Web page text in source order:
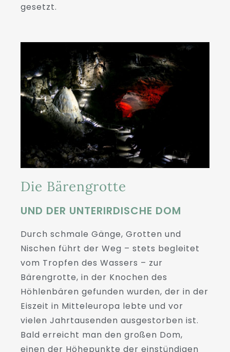
gesetzt.
Die Bärengrotte
UND DER UNTERIRDISCHE DOM
Durch schmale Gänge, Grotten und
Nischen führt der Weg – stets begleitet
vom Tropfen des Wassers – zur
Bärengrotte, in der Knochen des
Höhlenbären gefunden wurden, der in der
Eiszeit in Mitteleuropa lebte und vor
vielen Jahrtausenden ausgestorben ist.
Bald erreicht man den großen Dom,
einen der Höhepunkte der einstündigen